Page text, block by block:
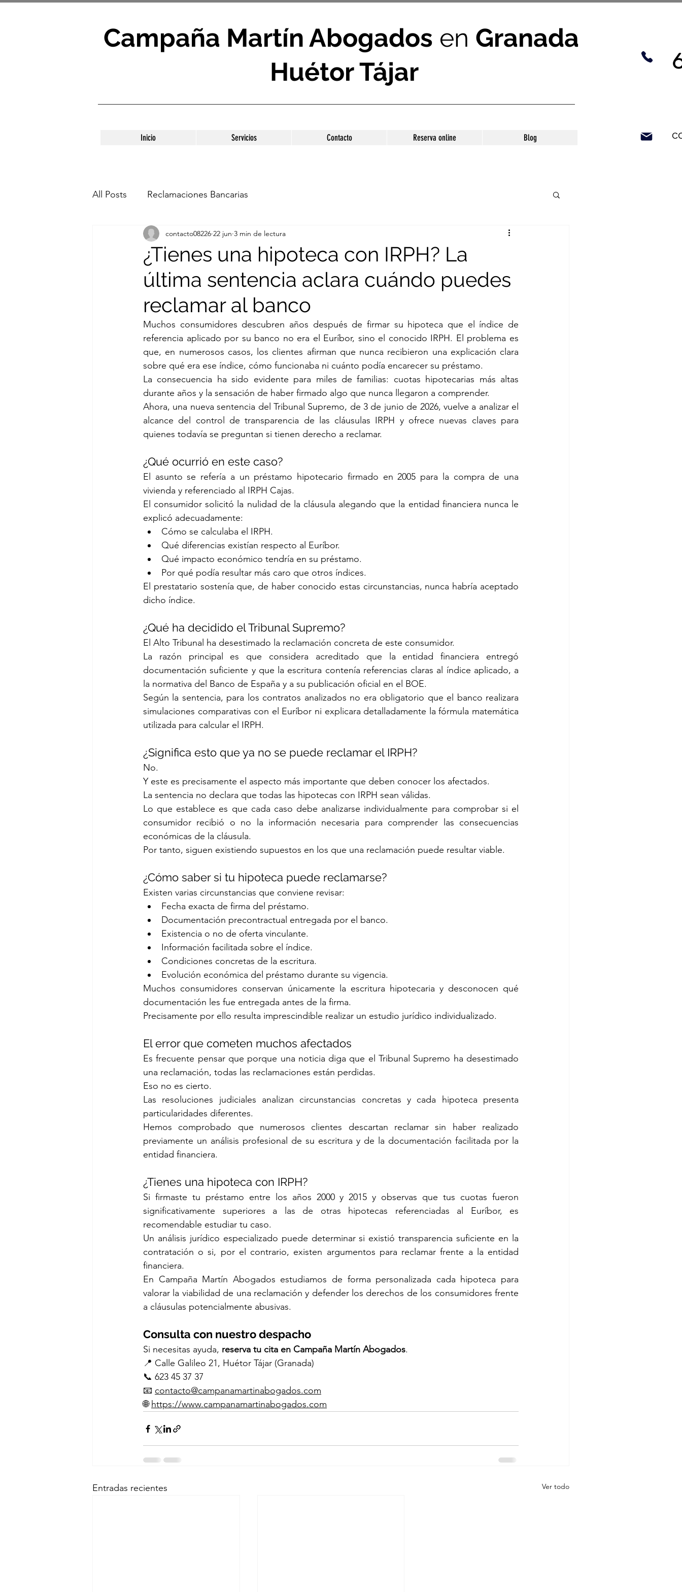
Campaña Martín Abogados en Granada
Huétor Tájar
Inicio Servicios Contacto Reserva online Blog
All Posts Reclamaciones Bancarias
¿Tienes una hipoteca con IRPH? La
última sentencia aclara cuándo puedes
reclamar al banco
contacto08226 22 jun 3 min de lectura
Muchos consumidores descubren años después de firmar su hipoteca que el índice de
referencia aplicado por su banco no era el Euríbor, sino el conocido IRPH. El problema es
que, en numerosos casos, los clientes afirman que nunca recibieron una explicación clara
sobre qué era ese índice, cómo funcionaba ni cuánto podía encarecer su préstamo.
La consecuencia ha sido evidente para miles de familias: cuotas hipotecarias más altas
durante años y la sensación de haber firmado algo que nunca llegaron a comprender.
Ahora, una nueva sentencia del Tribunal Supremo, de 3 de junio de 2026, vuelve a analizar el
alcance del control de transparencia de las cláusulas IRPH y ofrece nuevas claves para
quienes todavía se preguntan si tienen derecho a reclamar.
¿Qué ocurrió en este caso?
El asunto se refería a un préstamo hipotecario firmado en 2005 para la compra de una
vivienda y referenciado al IRPH Cajas.
El consumidor solicitó la nulidad de la cláusula alegando que la entidad financiera nunca le
explicó adecuadamente:
Cómo se calculaba el IRPH.
Qué diferencias existían respecto al Euríbor.
Qué impacto económico tendría en su préstamo.
Por qué podía resultar más caro que otros índices.
El prestatario sostenía que, de haber conocido estas circunstancias, nunca habría aceptado
dicho índice.
¿Qué ha decidido el Tribunal Supremo?
El Alto Tribunal ha desestimado la reclamación concreta de este consumidor.
La razón principal es que considera acreditado que la entidad financiera entregó
documentación suficiente y que la escritura contenía referencias claras al índice aplicado, a
la normativa del Banco de España y a su publicación oficial en el BOE.
Según la sentencia, para los contratos analizados no era obligatorio que el banco realizara
simulaciones comparativas con el Euríbor ni explicara detalladamente la fórmula matemática
utilizada para calcular el IRPH.
¿Significa esto que ya no se puede reclamar el IRPH?
No.
Y este es precisamente el aspecto más importante que deben conocer los afectados.
La sentencia no declara que todas las hipotecas con IRPH sean válidas.
Lo que establece es que cada caso debe analizarse individualmente para comprobar si el
consumidor recibió o no la información necesaria para comprender las consecuencias
económicas de la cláusula.
Por tanto, siguen existiendo supuestos en los que una reclamación puede resultar viable.
¿Cómo saber si tu hipoteca puede reclamarse?
Existen varias circunstancias que conviene revisar:
Fecha exacta de firma del préstamo.
Documentación precontractual entregada por el banco.
Existencia o no de oferta vinculante.
Información facilitada sobre el índice.
Condiciones concretas de la escritura.
Evolución económica del préstamo durante su vigencia.
Muchos consumidores conservan únicamente la escritura hipotecaria y desconocen qué
documentación les fue entregada antes de la firma.
Precisamente por ello resulta imprescindible realizar un estudio jurídico individualizado.
El error que cometen muchos afectados
Es frecuente pensar que porque una noticia diga que el Tribunal Supremo ha desestimado
una reclamación, todas las reclamaciones están perdidas.
Eso no es cierto.
Las resoluciones judiciales analizan circunstancias concretas y cada hipoteca presenta
particularidades diferentes.
Hemos comprobado que numerosos clientes descartan reclamar sin haber realizado
previamente un análisis profesional de su escritura y de la documentación facilitada por la
entidad financiera.
¿Tienes una hipoteca con IRPH?
Si firmaste tu préstamo entre los años 2000 y 2015 y observas que tus cuotas fueron
significativamente superiores a las de otras hipotecas referenciadas al Euríbor, es
recomendable estudiar tu caso.
Un análisis jurídico especializado puede determinar si existió transparencia suficiente en la
contratación o si, por el contrario, existen argumentos para reclamar frente a la entidad
financiera.
En Campaña Martín Abogados estudiamos de forma personalizada cada hipoteca para
valorar la viabilidad de una reclamación y defender los derechos de los consumidores frente
a cláusulas potencialmente abusivas.
Consulta con nuestro despacho
Si necesitas ayuda, reserva tu cita en Campaña Martín Abogados.
📍 Calle Galileo 21, Huétor Tájar (Granada)
📞 623 45 37 37
📧 contacto@campanamartinabogados.com
🌐 https://www.campanamartinabogados.com
Entradas recientes Ver todo